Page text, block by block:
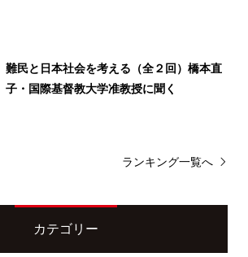
難民と日本社会を考える（全２回）橋本直
子・国際基督教大学准教授に聞く
ランキング一覧へ
カテゴリー